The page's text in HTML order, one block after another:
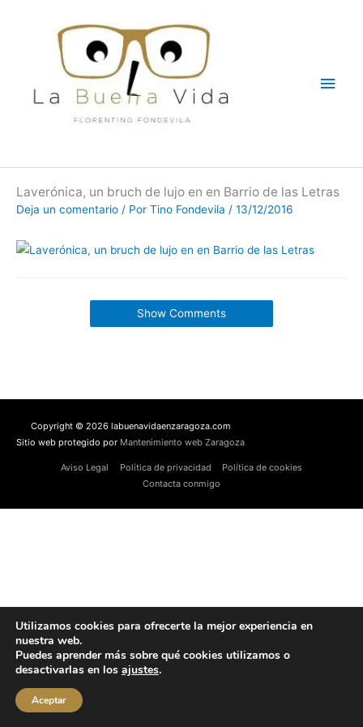
Laverónica, un bruch de lujo en en Barrio de las Letras
Deja un comentario / Por Tino Fondevila / 13/12/2016
Show Comments
Copyright © 2026 labuenavidaenzaragoza.com
Sitio web protegido por Mantenimiento web Zaragoza
Aviso Legal Política de privacidad
Política de cookies
Contacta conmigo
Utilizamos cookies para ofrecerte la mejor experiencia en
nuestra web.
Puedes aprender más sobre qué cookies utilizamos o
desactivarlas en los ajustes.
Aceptar